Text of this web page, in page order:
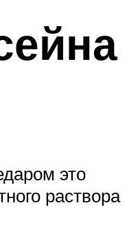
это
раствора